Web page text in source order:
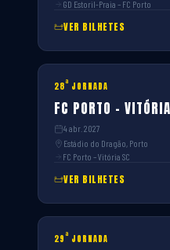
GD Estoril-Praia – FC Porto
VER BILHETES
28ª JORNADA
FC PORTO –
4 abr. 2027
Estádio do Dragão, Porto
FC Porto – Vitória SC
VER BILHETES
29 ª JORNADA